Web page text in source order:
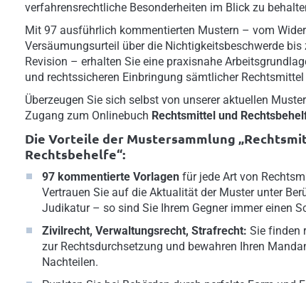
verfahrensrechtliche Besonderheiten im Blick zu
Mit 97 ausführlich kommentierten Mustern – vom
Versäumungsurteil über die Nichtigkeitsbeschwerde
Revision – erhalten Sie eine praxisnahe
und rechtssicheren Einbringung sämtlicher
Überzeugen Sie sich selbst von unserer aktuellen
Zugang zum Onlinebuch Rechtsmittel und
Die Vorteile der Mustersammlung
Rechtsbehelfe“:
97 kommentierte Vorlagen für jede Art von
Vertrauen Sie auf die Aktualität der Muster unter
Judikatur – so sind Sie Ihrem Gegner immer einen
Zivilrecht, Verwaltungsrecht, Strafrecht: Sie finden
zur Rechtsdurchsetzung und bewahren Ihren
Nachteilen.